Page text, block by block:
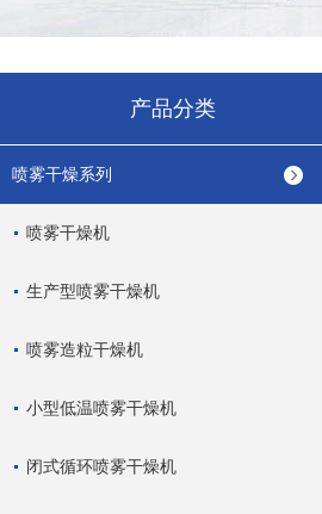
产品分类
喷雾干燥系列
喷雾干燥机
生产型喷雾干燥机
喷雾造粒干燥机
小型低温喷雾干燥机
闭式循环喷雾干燥机